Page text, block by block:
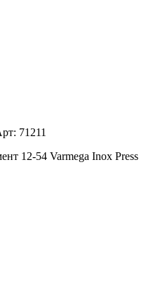
71211
12-54 Varmega Inox Press